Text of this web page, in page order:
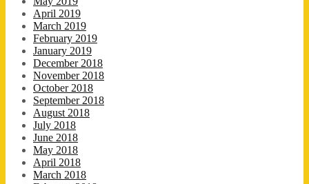
April 2019
March 2019
February 2019
January 2019
December 2018
November 2018
October 2018
September 2018
August 2018
July 2018
June 2018
May 2018
April 2018
March 2018